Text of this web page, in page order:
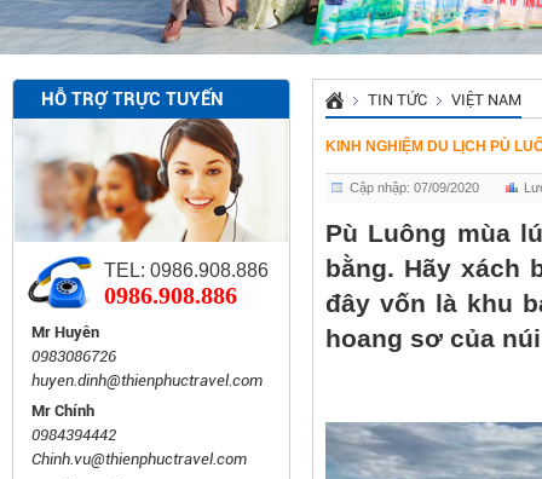
HỖ TRỢ TRỰC TUYẾN
TEL: 0986.908.886
0986.908.886
Mr Huyên
0983086726
huyen.dinh@thienphuctravel.com
Mr Chính
0984394442
Chinh.vu@thienphuctravel.com
TIN TỨC VIỆT NAM
KINH NGHIỆM DU LỊCH PÙ
Cập nhập: 07/09/2020
Pù Luông mùa
bằng. Hãy xách
đây vốn là khu
hoang sơ của